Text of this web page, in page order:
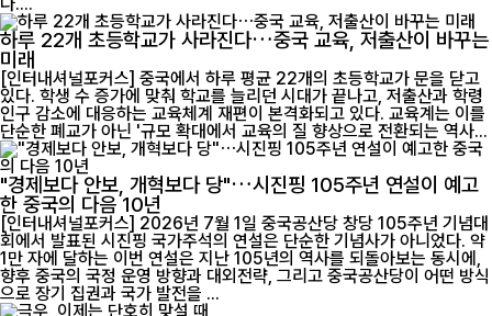
다....
하루 22개 초등학교가 사라진다…중국 교육, 저출산이 바꾸는
미래
[인터내셔널포커스] 중국에서 하루 평균 22개의 초등학교가 문을 닫고
있다. 학생 수 증가에 맞춰 학교를 늘리던 시대가 끝나고, 저출산과 학령
인구 감소에 대응하는 교육체계 재편이 본격화되고 있다. 교육계는 이를
단순한 폐교가 아닌 '규모 확대에서 교육의 질 향상으로 전환되는 역사...
"경제보다 안보, 개혁보다 당"…시진핑 105주년 연설이 예고
한 중국의 다음 10년
[인터내셔널포커스] 2026년 7월 1일 중국공산당 창당 105주년 기념대
회에서 발표된 시진핑 국가주석의 연설은 단순한 기념사가 아니었다. 약
1만 자에 달하는 이번 연설은 지난 105년의 역사를 되돌아보는 동시에,
향후 중국의 국정 운영 방향과 대외전략, 그리고 중국공산당이 어떤 방식
으로 장기 집권과 국가 발전을 ...